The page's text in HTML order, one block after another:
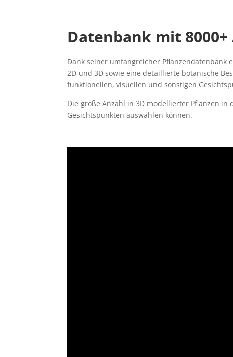
Datenbank mit
Dank seiner umfangreicher Pflanzendatenbank
2D und 3D sowie eine detaillierte botanische
funktionellen, visuellen und sonstigen
Die große Anzahl in 3D modellierter Pflanzen
Gesichtspunkten auswählen können.